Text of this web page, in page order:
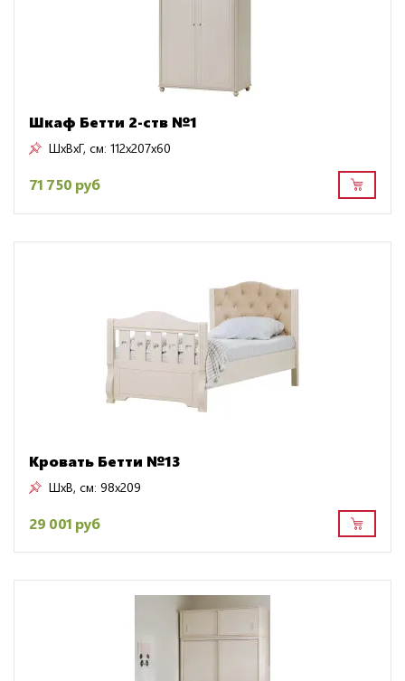
Шкаф Бетти 2-ств №1
ШxВxГ, см: 112x207x60
71 750 руб
Кровать Бетти №13
ШxВ, см: 98x209
29 001 руб